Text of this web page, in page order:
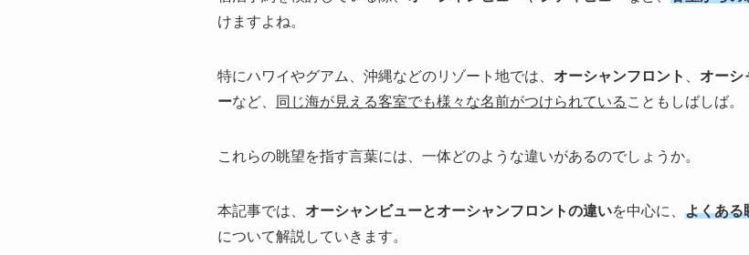
けますよね。
特にハワイやグアム、沖縄などのリゾート地では、 オーシャンフ ロント オーシ
ーなど、 同じ海が見える客室でも様々な名前がつけられている こと もしばしば。
これらの眺望を指す言葉には、一体どのような違いがあるのでしょ うか。
本記事では、 オーシャンビューとオーシャンフロントの違いを中心に、 よくある
について解説していきます。